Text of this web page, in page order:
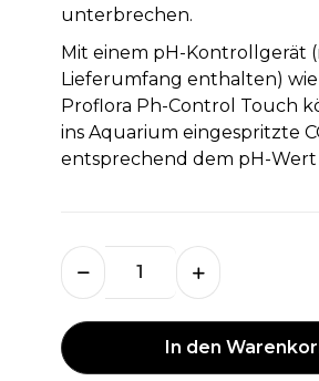
unterbrechen.
Mit einem pH-Kontrollgerät
Lieferumfang enthalten) wie
Proflora Ph-Control Touch
ins Aquarium eingespritzte
entsprechend dem pH-
In den